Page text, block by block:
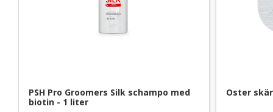
PSH Pro Groomers Silk schampo med
biotin - 1 liter
Oster